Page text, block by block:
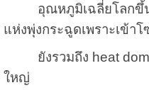
อุณหภูมิเฉลี่ยโลกขึ้
แห่งพุ่งกระฉูดเพราะเข้า
ยังรวมถึง heat
ใหญ่